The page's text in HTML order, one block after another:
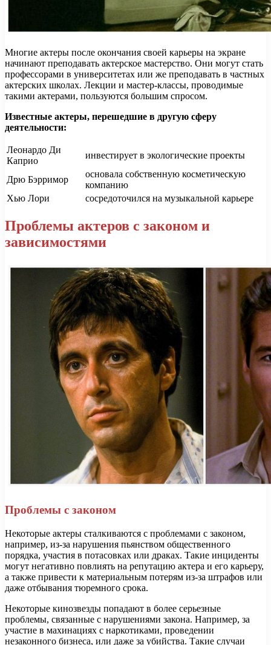
Многие актеры после окончания своей карьеры на экране
начинают преподавать актерское мастерство. Они могут стать
профессорами в университетах или же преподавать в частных
актерских школах. Лекции и мастер-классы, проводимые
такими актерами, пользуются большим спросом.
Известные актеры, перешедшие в другую сферу
деятельности:
Леонардо Ди
Каприо
инвестирует в экологические проекты
Дрю Бэрримор
основала собственную косметическую
компанию
Хью Лори
сосредоточился на музыкальной карьере
Проблемы актеров с законом и
зависимостями
Проблемы с законом
Некоторые актеры сталкиваются с проблемами с законом,
например, из-за нарушения пьянством общественного
порядка, участия в потасовках или драках. Такие инциденты
могут негативно повлиять на репутацию актера и его карьеру,
а также привести к материальным потерям из-за штрафов или
даже отбывания тюремного срока.
Некоторые кинозвезды попадают в более серьезные
проблемы, связанные с нарушениями закона. Например, за
участие в махинациях с наркотиками, проведении
незаконного бизнеса, или даже за убийства. Такие случаи